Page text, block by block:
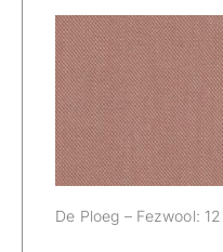
De Ploeg –
Fezwool: 12
De Ploeg – Fezwool: 12